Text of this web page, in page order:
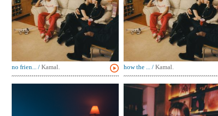
no frien... / Kamal. how the ... / Kamal.